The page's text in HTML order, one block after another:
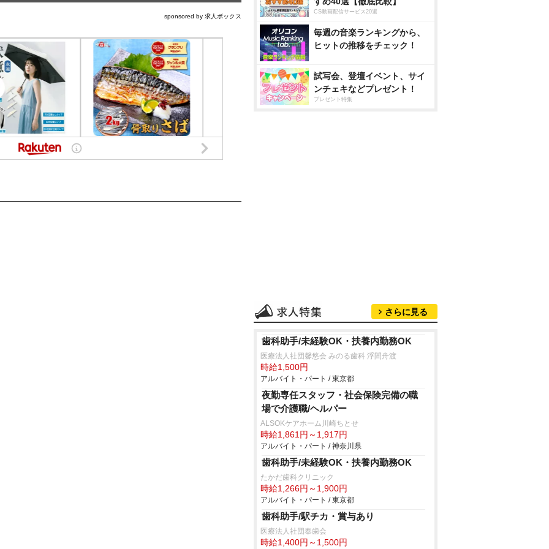
sponsored by 求人ボックス
CS動画配信サービス20選
毎週の音楽ランキングから、
ヒットの推移をチェック！
試写会、登壇イベント、サイ
ンチェキなどプレゼント！
プレゼント特集
さらに見る
歯科助手/未経験OK・扶養内勤務OK
医療法人社団馨悠会 みのる歯科 浮間舟渡
時給1,500円
アルバイト・パート / 東京都
夜勤専任スタッフ・社会保険完備の職
場で介護職/ヘルパー
ALSOKケアホーム川崎ちとせ
時給1,861円～1,917円
アルバイト・パート / 神奈川県
歯科助手/未経験OK・扶養内勤務OK
たかだ歯科クリニック
時給1,266円～1,900円
アルバイト・パート / 東京都
歯科助手/駅チカ・賞与あり
医療法人社団奉歯会
時給1,400円～1,500円